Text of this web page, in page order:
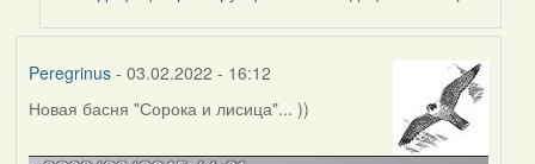
Peregrinus- 03.02.2022 - 16:12
Новая басня "Сорока и лисица"... ))